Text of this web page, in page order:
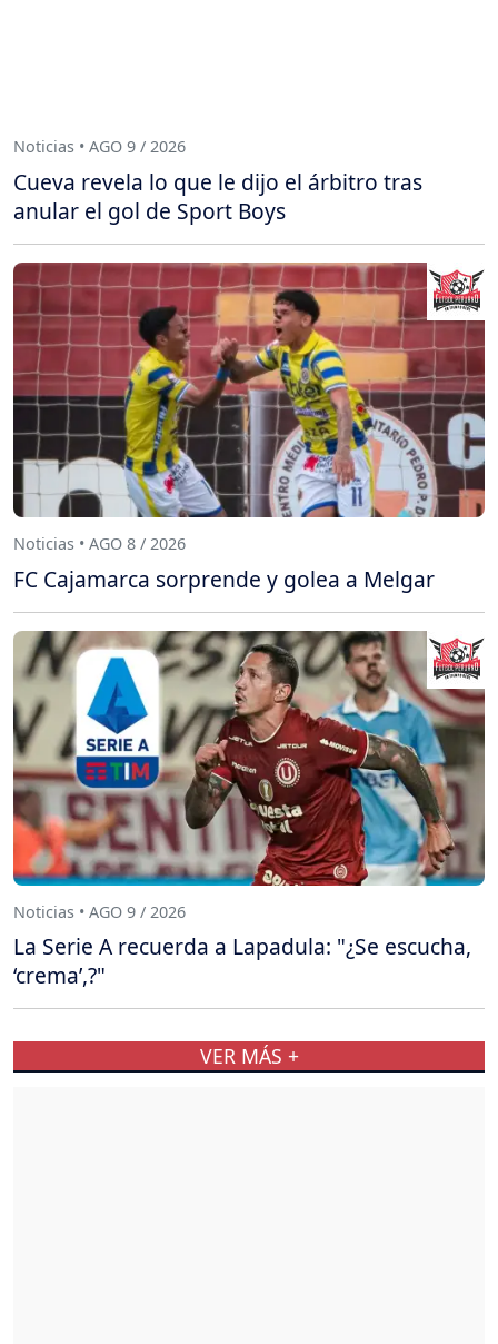
Noticias • AGO 9 / 2026
Cueva revela lo que le dijo el árbitro tras
anular el gol de Sport Boys
Noticias • AGO 8 / 2026
FC Cajamarca sorprende y golea a Melgar
Noticias • AGO 9 / 2026
La Serie A recuerda a Lapadula: "¿Se escucha,
‘crema’,?"
VER MÁS +